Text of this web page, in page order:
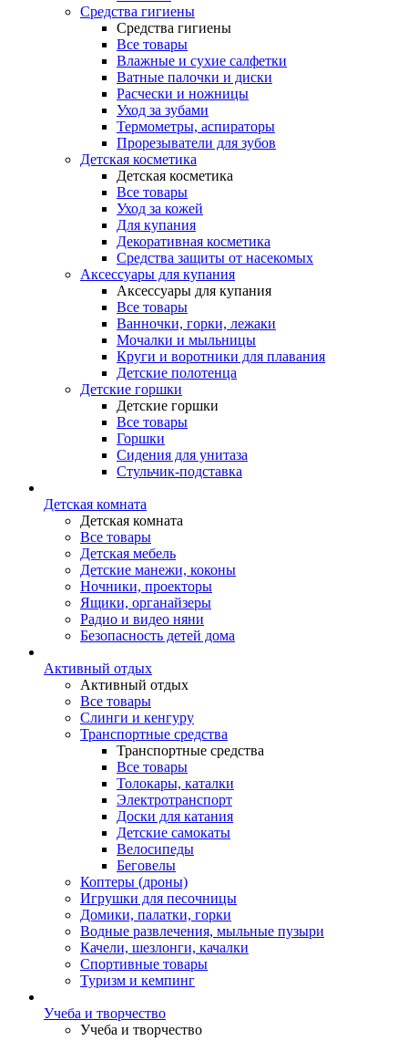
Средства гигиены
Средства гигиены
Все товары
Влажные и сухие салфетки
Ватные палочки и диски
Расчески и ножницы
Уход за зубами
Термометры, аспираторы
Прорезыватели для зубов
Детская косметика
Детская косметика
Все товары
Уход за кожей
Для купания
Декоративная косметика
Средства защиты от насекомых
Аксессуары для купания
Аксессуары для купания
Все товары
Ванночки, горки, лежаки
Мочалки и мыльницы
Круги и воротники для плавания
Детские полотенца
Детские горшки
Детские горшки
Все товары
Горшки
Сидения для унитаза
Стульчик-подставка
Детская комната
Детская комната
Все товары
Детская мебель
Детские манежи, коконы
Ночники, проекторы
Ящики, органайзеры
Радио и видео няни
Безопасность детей дома
Активный отдых
Активный отдых
Все товары
Слинги и кенгуру
Транспортные средства
Транспортные средства
Все товары
Толокары, каталки
Электротранспорт
Доски для катания
Детские самокаты
Велосипеды
Беговелы
Коптеры (дроны)
Игрушки для песочницы
Домики, палатки, горки
Водные развлечения, мыльные пузыри
Качели, шезлонги, качалки
Спортивные товары
Туризм и кемпинг
Учеба и творчество
Учеба и творчество